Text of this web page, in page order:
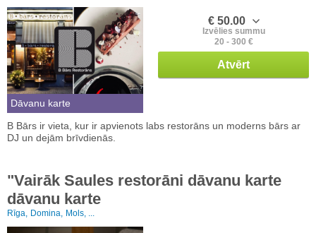
Dāvanu karte
€ 50.00
Izvēlies summu
20 - 300 €
Atvērt
B Bārs ir vieta, kur ir apvienots labs restorāns un moderns bārs ar
DJ un dejām brīvdienās.
"Vairāk Saules restorāni dāvanu karte
dāvanu karte
Rīga, Domina, Mols, ...